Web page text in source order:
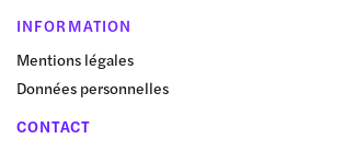
INFORMATION
Mentions légales
Données personnelles
CONTACT